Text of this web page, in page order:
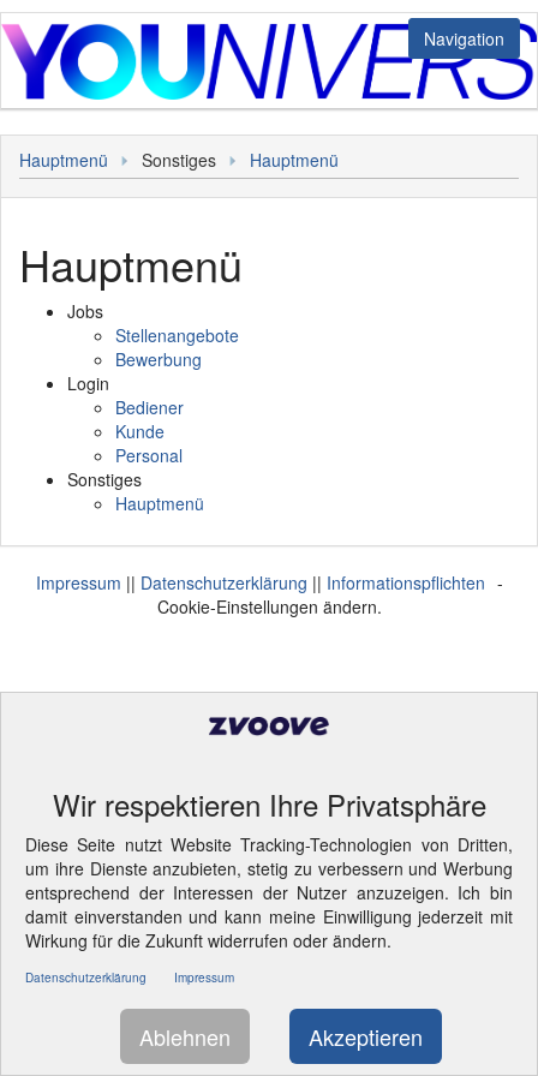
Navigation
Jobs
Stellenangebote
Login
Kunde
Personal
Hauptmenü
Hauptmenü Sonstiges Hauptmenü
Hauptmenü
Jobs
Stellenangebote
Bewerbung
Login
Bediener
Kunde
Personal
Sonstiges
Hauptmenü
Impressum || Datenschutzerklärung || Informationspflichten -
Cookie-Einstellungen ändern.
Wir respektieren Ihre Privatsphäre
Diese Seite nutzt Website Tracking-Technologien von Dritten,
um ihre Dienste anzubieten, stetig zu verbessern und Werbung
entsprechend der Interessen der Nutzer anzuzeigen. Ich bin
damit einverstanden und kann meine Einwilligung jederzeit mit
Wirkung für die Zukunft widerrufen oder ändern.
Datenschutzerklärung Impressum
Ablehnen Akzeptieren